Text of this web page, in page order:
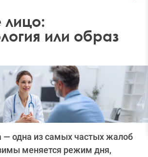
лицо:
или образ
— одна из самых частых жалоб
меняется режим дня,